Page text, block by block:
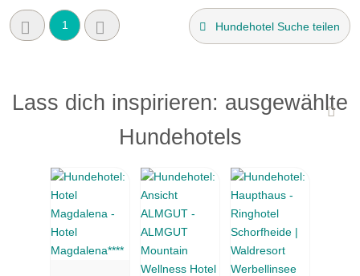
1 Hundehotel Suche teilen
Lass dich inspirieren: ausgewählte
Hundehotels